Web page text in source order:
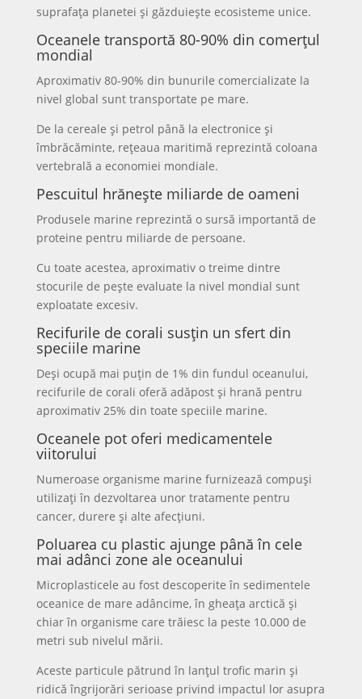
suprafața planetei și găzduiește ecosisteme unice.
Oceanele transportă 80-90% din comerțul
mondial
Aproximativ 80-90% din bunurile comercializate la
nivel global sunt transportate pe mare.
De la cereale și petrol până la electronice și
îmbrăcăminte, rețeaua maritimă reprezintă coloana
vertebrală a economiei mondiale.
Pescuitul hrănește miliarde de oameni
Produsele marine reprezintă o sursă importantă de
proteine pentru miliarde de persoane.
Cu toate acestea, aproximativ o treime dintre
stocurile de pește evaluate la nivel mondial sunt
exploatate excesiv.
Recifurile de corali susțin un sfert din
speciile marine
Deși ocupă mai puțin de 1% din fundul oceanului,
recifurile de corali oferă adăpost și hrană pentru
aproximativ 25% din toate speciile marine.
Oceanele pot oferi medicamentele
viitorului
Numeroase organisme marine furnizează compuși
utilizați în dezvoltarea unor tratamente pentru
cancer, durere și alte afecțiuni.
Poluarea cu plastic ajunge până în cele
mai adânci zone ale oceanului
Microplasticele au fost descoperite în sedimentele
oceanice de mare adâncime, în gheața arctică și
chiar în organisme care trăiesc la peste 10.000 de
metri sub nivelul mării.
Aceste particule pătrund în lanțul trofic marin și
ridică îngrijorări serioase privind impactul lor asupra